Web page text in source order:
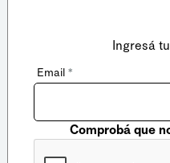
Ingresá
Email *
Comprobá que